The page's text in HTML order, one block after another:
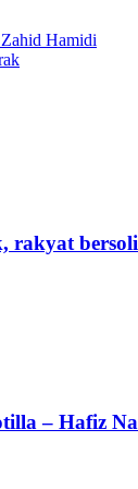
Hamidi
– Hafiz